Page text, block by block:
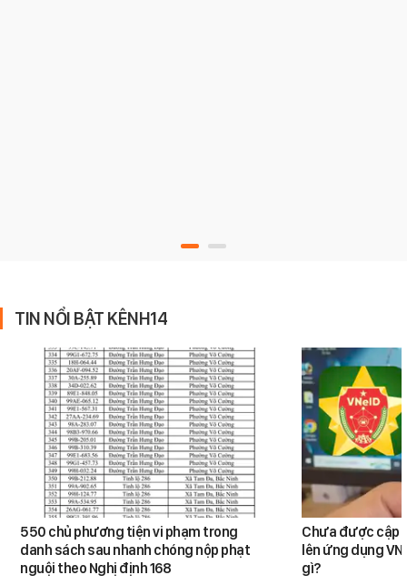
TIN NỔI BẬT KÊNH14
550 chủ phương tiện vi phạm trong
danh sách sau nhanh chóng nộp phạt
nguội theo Nghị định 168
Chưa được cập
lên ứng dụng
gì?